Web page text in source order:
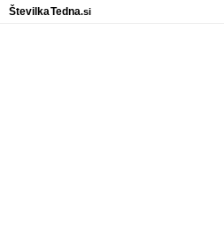
ŠtevilkaTedna.si